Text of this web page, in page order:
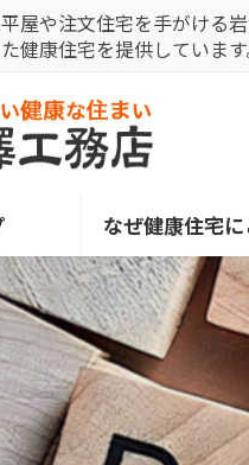
屋や注文住宅を手がける
健康住宅を提供していま
なぜ健康住宅